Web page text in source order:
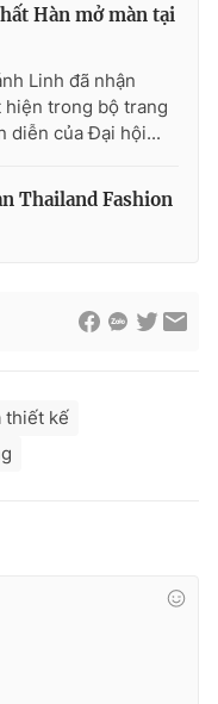
Hàn mở màn tại
Linh đã nhận
trong bộ trang
diễn của Đại hội...
Thailand Fashion
thiết kế